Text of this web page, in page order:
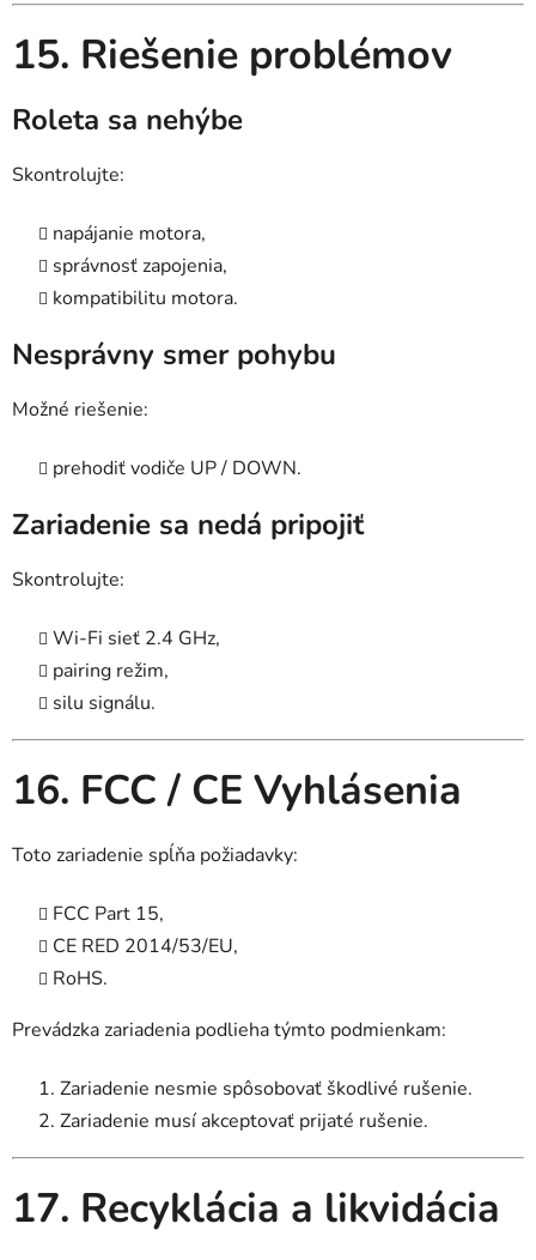
15. Riešenie problémov
Roleta sa nehýbe
Skontrolujte:
napájanie motora,
správnosť zapojenia,
kompatibilitu motora.
Nesprávny smer pohybu
Možné riešenie:
prehodiť vodiče UP / DOWN.
Zariadenie sa nedá pripojiť
Skontrolujte:
Wi-Fi sieť 2.4 GHz,
pairing režim,
silu signálu.
16. FCC / CE Vyhlásenia
Toto zariadenie spĺňa požiadavky:
FCC Part 15,
CE RED 2014/53/EU,
RoHS.
Prevádzka zariadenia podlieha týmto podmienkam:
Zariadenie nesmie spôsobovať škodlivé rušenie.
Zariadenie musí akceptovať prijaté rušenie.
17. Recyklácia a likvidácia